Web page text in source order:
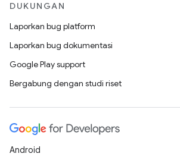
DUKUNGAN
Laporkan bug platform
Laporkan bug dokumentasi
Google Play support
Bergabung dengan studi riset
Android